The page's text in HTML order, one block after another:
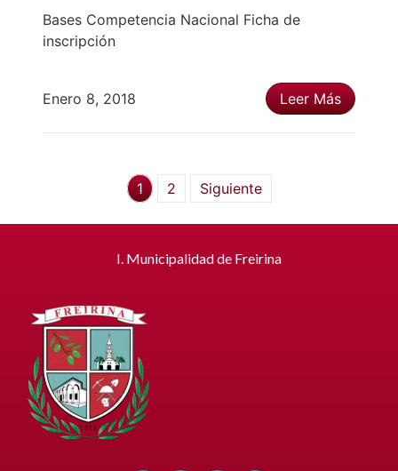
Bases Competencia Nacional Ficha de
inscripción
Enero 8, 2018 Leer Más
1 2 Siguiente
I. Municipalidad de Freirina